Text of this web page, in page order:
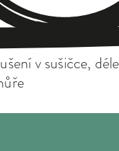
v sušičce,